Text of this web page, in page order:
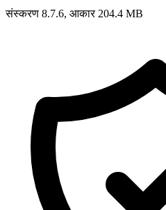
संस्करण 8.7.6, आकार 204.4 MB